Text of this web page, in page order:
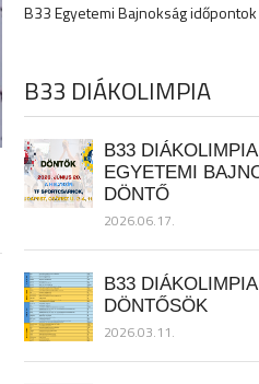
B33 Egyetemi Bajnokság időpontok
B33 DIÁKOLIMPIA
B33
EGYETEMI
DÖNTŐ
2026.06.17.
B33 DIÁKOLIMPIA
DÖNTŐSÖK
2026.03.11.